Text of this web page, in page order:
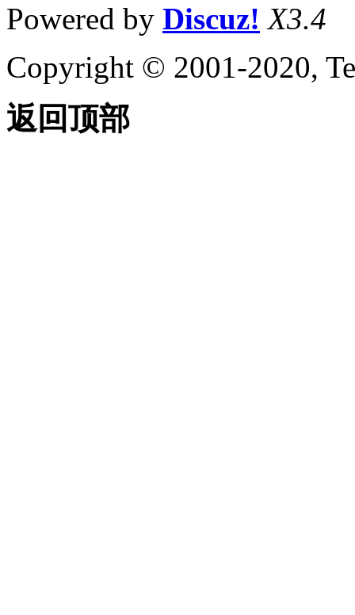
Powered by Discuz! X3.4
Copyright © 2001-2020,
返回顶部